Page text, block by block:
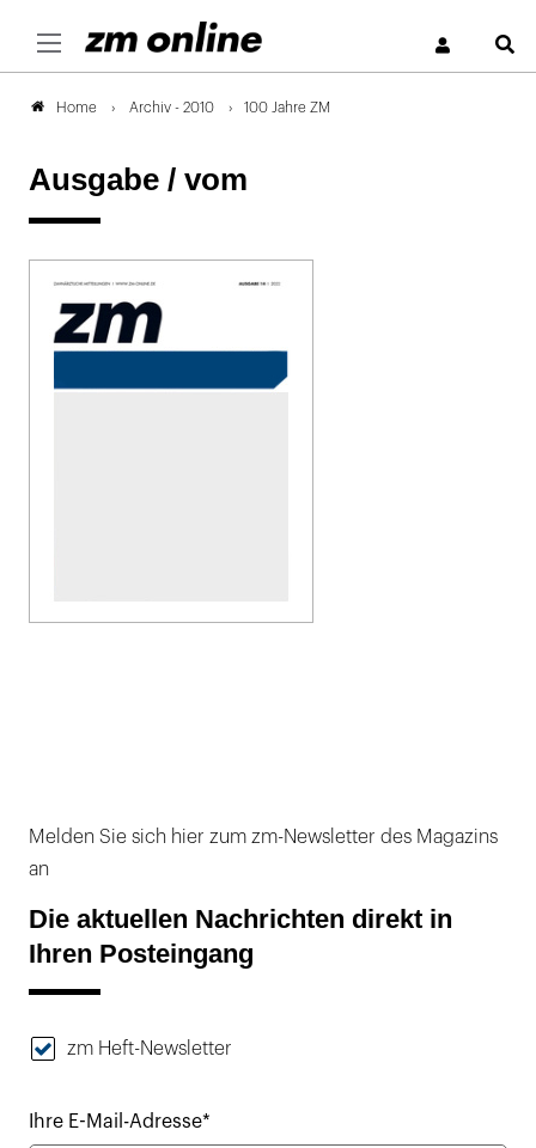
Home Archiv - 2010 100 Jahre ZM
Ausgabe / vom
Melden Sie sich hier zum zm-Newsletter des Magazins
an
Die aktuellen Nachrichten direkt in
Ihren Posteingang
zm Heft-Newsletter
Ihre E-Mail-Adresse*